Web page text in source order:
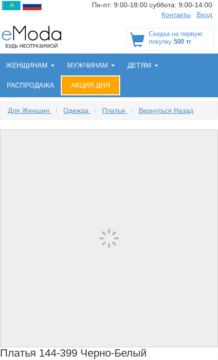
Пн-пт: 9:00-18:00 суббота: 9:00-14:00
Контакты
Вход
Скидка на первую
покупку 500 тг
ЖЕНЩИНАМ МУЖЧИНАМ ДЕТЯМ
РАСПРОДАЖА АКЦИЯ ДНЯ
Для Женщин / Одежда / Платья / Вернуться Назад
Платья 144-399 Черно-Белый